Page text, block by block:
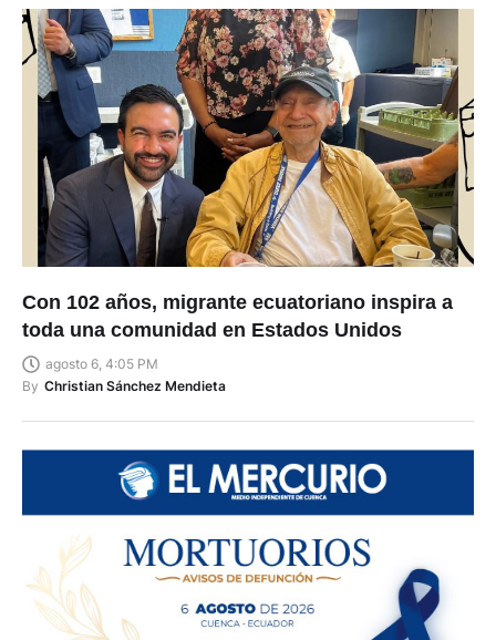
Con 102 años, migrante ecuatoriano inspira a
toda una comunidad en Estados Unidos
agosto 6, 4:05 PM
By Christian Sánchez Mendieta